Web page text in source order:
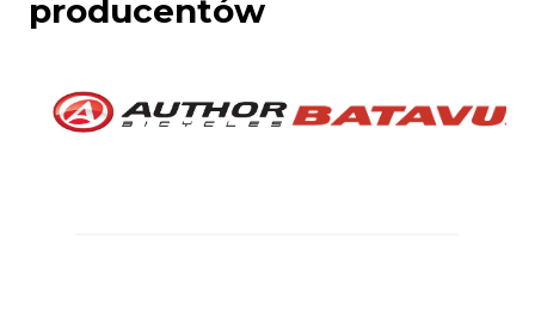
producentów